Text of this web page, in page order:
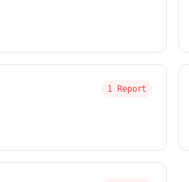
1 Report